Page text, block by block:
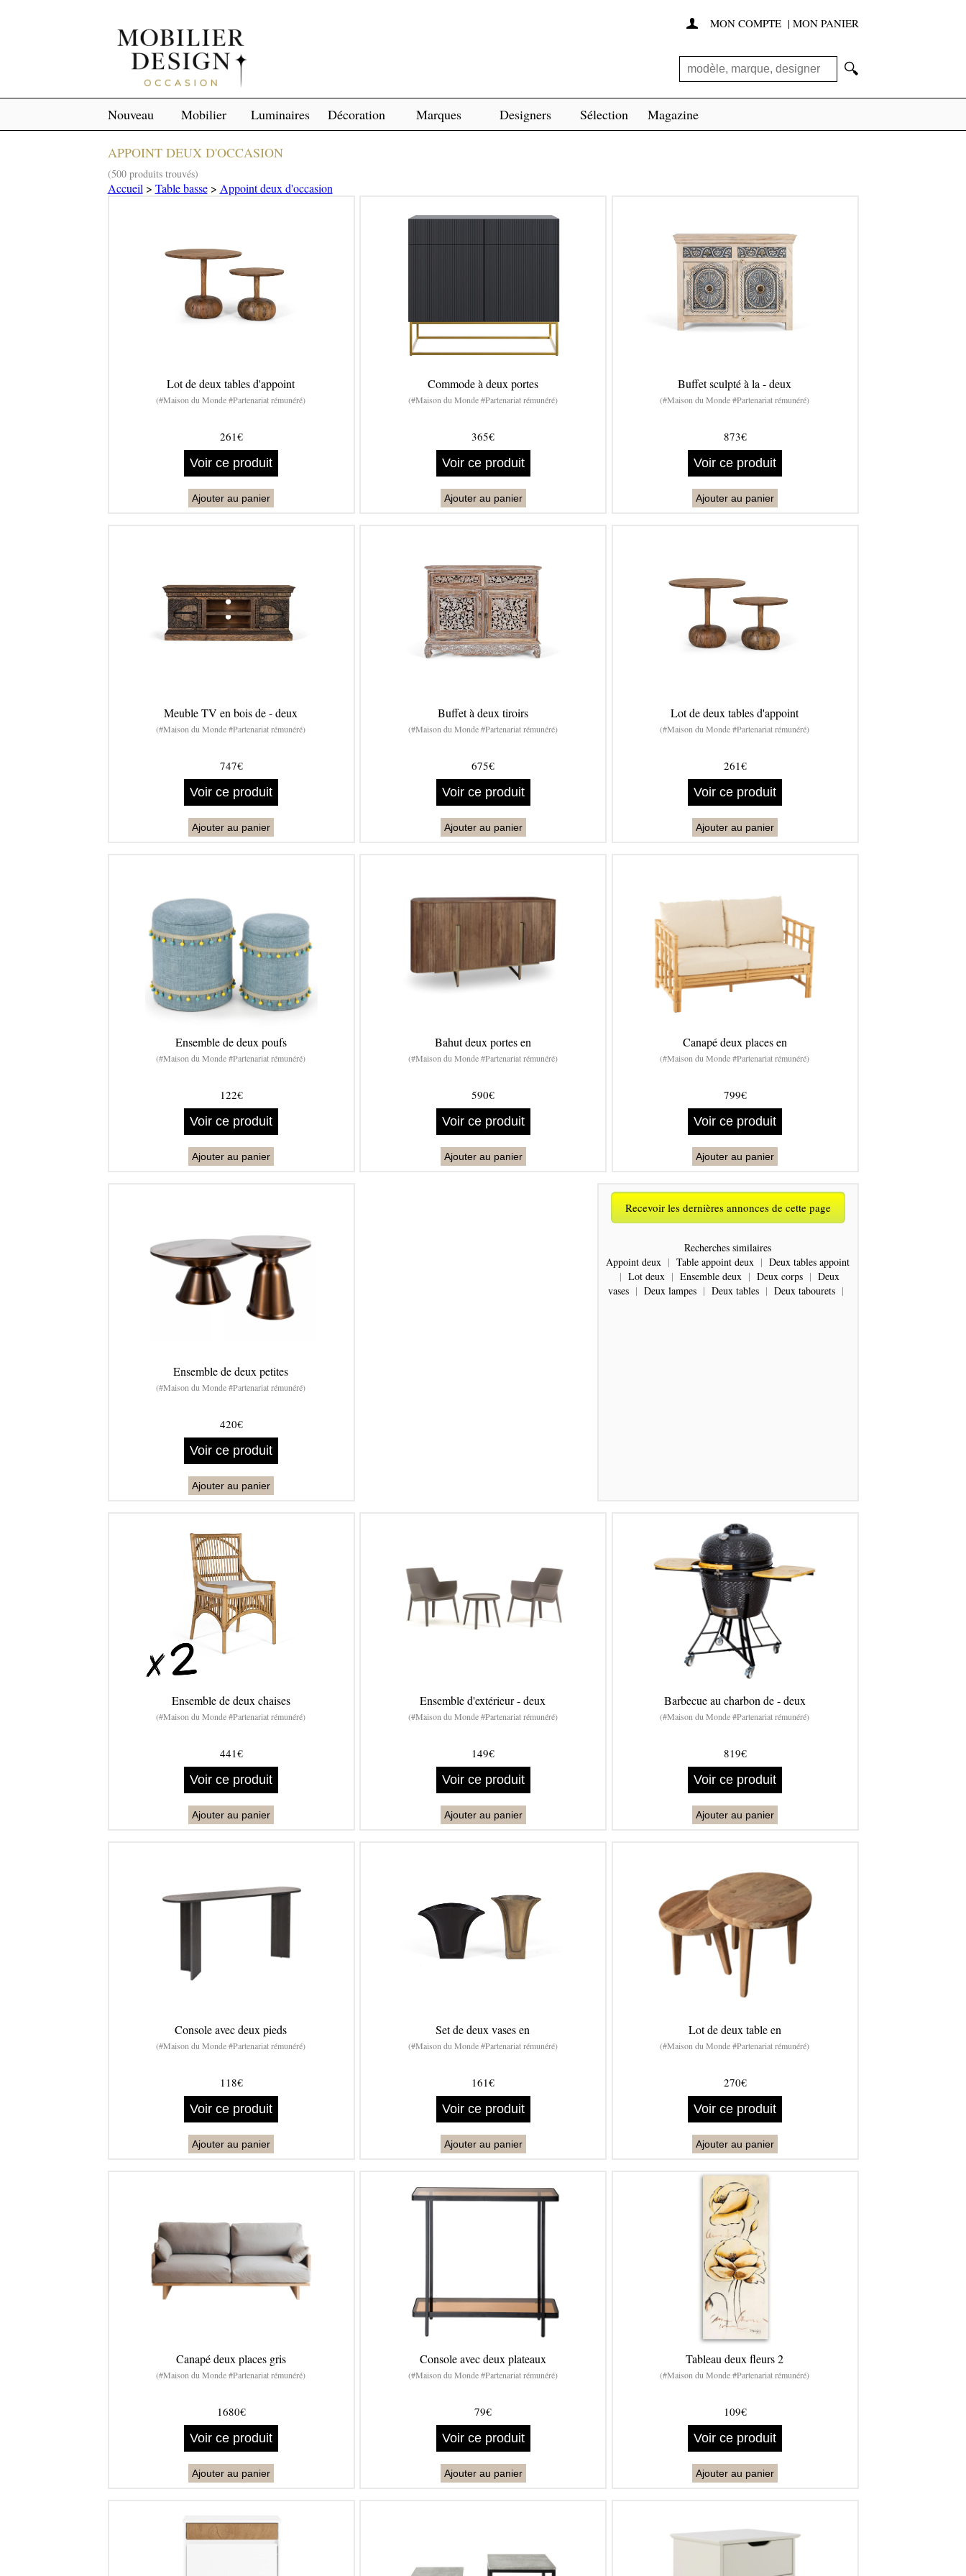
 MON COMPTE | MON PANIER
🔍
Nouveau Mobilier Luminaires Décoration Marques Designers Sélection Magazine
APPOINT DEUX D'OCCASION
(500 produits trouvés)
Accueil> Table basse> Appoint deux d'occasion
Lot de deux tables d'appoint
(#Maison du Monde #Partenariat rémunéré)
261€
Voir ce produit
Ajouter au panier
Commode à deux portes
(#Maison du Monde #Partenariat rémunéré)
365€
Voir ce produit
Ajouter au panier
Buffet sculpté à la - deux
(#Maison du Monde #Partenariat rémunéré)
873€
Voir ce produit
Ajouter au panier
Meuble TV en bois de - deux
(#Maison du Monde #Partenariat rémunéré)
747€
Voir ce produit
Ajouter au panier
Buffet à deux tiroirs
(#Maison du Monde #Partenariat rémunéré)
675€
Voir ce produit
Ajouter au panier
Lot de deux tables d'appoint
(#Maison du Monde #Partenariat rémunéré)
261€
Voir ce produit
Ajouter au panier
Ensemble de deux poufs
(#Maison du Monde #Partenariat rémunéré)
122€
Voir ce produit
Ajouter au panier
Bahut deux portes en
(#Maison du Monde #Partenariat rémunéré)
590€
Voir ce produit
Ajouter au panier
Canapé deux places en
(#Maison du Monde #Partenariat rémunéré)
799€
Voir ce produit
Ajouter au panier
Ensemble de deux petites
(#Maison du Monde #Partenariat rémunéré)
420€
Voir ce produit
Ajouter au panier
Recevoir les dernières annonces de cette page
Recherches similaires
Appoint deux | Table appoint deux | Deux tables appoint
| Lot deux | Ensemble deux | Deux corps | Deux
vases | Deux lampes | Deux tables | Deux tabourets |
Ensemble de deux chaises
(#Maison du Monde #Partenariat rémunéré)
441€
Voir ce produit
Ajouter au panier
Ensemble d'extérieur - deux
(#Maison du Monde #Partenariat rémunéré)
149€
Voir ce produit
Ajouter au panier
Barbecue au charbon de - deux
(#Maison du Monde #Partenariat rémunéré)
819€
Voir ce produit
Ajouter au panier
Console avec deux pieds
(#Maison du Monde #Partenariat rémunéré)
118€
Voir ce produit
Ajouter au panier
Set de deux vases en
(#Maison du Monde #Partenariat rémunéré)
161€
Voir ce produit
Ajouter au panier
Lot de deux table en
(#Maison du Monde #Partenariat rémunéré)
270€
Voir ce produit
Ajouter au panier
Canapé deux places gris
(#Maison du Monde #Partenariat rémunéré)
1680€
Voir ce produit
Ajouter au panier
Console avec deux plateaux
(#Maison du Monde #Partenariat rémunéré)
79€
Voir ce produit
Ajouter au panier
Tableau deux fleurs 2
(#Maison du Monde #Partenariat rémunéré)
109€
Voir ce produit
Ajouter au panier